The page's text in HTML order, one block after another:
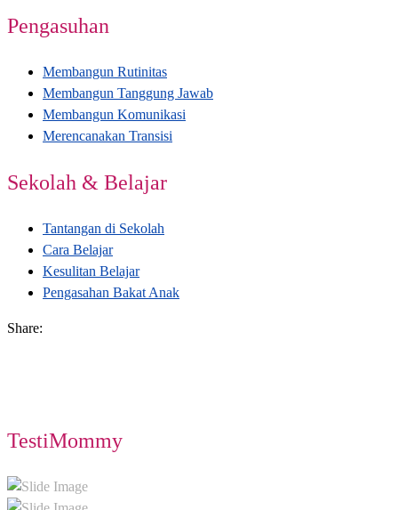
Pengasuhan
Membangun Rutinitas
Membangun Tanggung Jawab
Membangun Komunikasi
Merencanakan Transisi
Sekolah & Belajar
Tantangan di Sekolah
Cara Belajar
Kesulitan Belajar
Pengasahan Bakat Anak
Share:
TestiMommy